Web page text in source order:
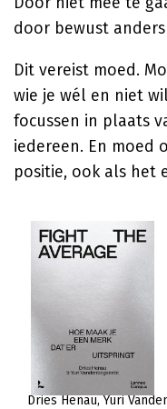
door bewust
Dit vereist moed.
wie je wél en niet
focussen in plaats
iedereen. En moed
positie, ook als het
Dries Henau Yuri